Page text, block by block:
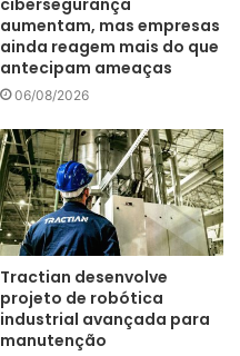
cibersegurança
aumentam, mas empresas
ainda reagem mais do que
antecipam ameaças
06/08/2026
Tractian desenvolve
projeto de robótica
industrial avançada para
manutenção